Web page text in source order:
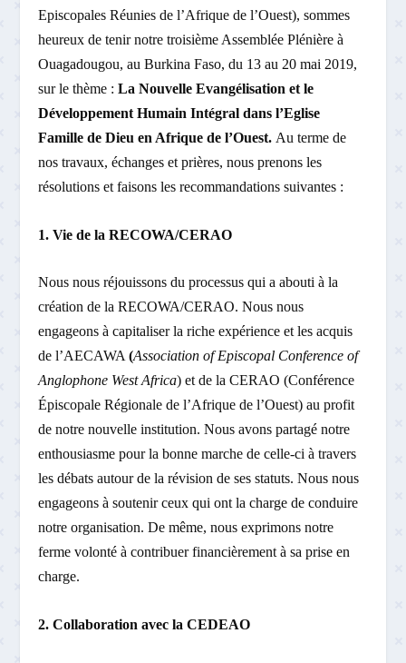
Episcopales Réunies de l’Afrique de l’Ouest), sommes
heureux de tenir notre troisième Assemblée Plénière à
Ouagadougou, au Burkina Faso, du 13 au 20 mai 2019,
sur le thème :La Nouvelle Evangélisation et le
Développement Humain Intégral dans l’Eglise
Famille de Dieu en Afrique de l’Ouest. Au terme de
nos travaux, échanges et prières, nous prenons les
résolutions et faisons les recommandations suivantes :
1. Vie de la RECOWA/CERAO
Nous nous réjouissons du processus qui a abouti à la
création de la RECOWA/CERAO. Nous nous
engageons à capitaliser la riche expérience et les acquis
de l’AECAWA(Association of Episcopal Conference of
Anglophone West Africa) et de la CERAO (Conférence
Épiscopale Régionale de l’Afrique de l’Ouest) au profit
de notre nouvelle institution. Nous avons partagé notre
enthousiasme pour la bonne marche de celle-ci à travers
les débats autour de la révision de ses statuts. Nous nous
engageons à soutenir ceux qui ont la charge de conduire
notre organisation. De même, nous exprimons notre
ferme volonté à contribuer financièrement à sa prise en
charge.
2. Collaboration avec la CEDEAO